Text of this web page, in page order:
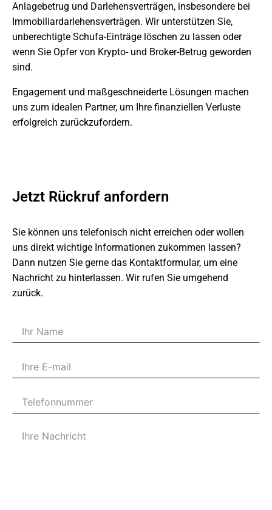
Anlagebetrug und Darlehensverträgen, insbesondere bei
Immobiliardarlehensverträgen. Wir unterstützen Sie,
unberechtigte Schufa-Einträge löschen zu lassen oder
wenn Sie Opfer von Krypto- und Broker-Betrug geworden
sind.
Engagement und maßgeschneiderte Lösungen machen
uns zum idealen Partner, um Ihre finanziellen Verluste
erfolgreich zurückzufordern.
Jetzt Rückruf anfordern
Sie können uns telefonisch nicht erreichen oder wollen
uns direkt wichtige Informationen zukommen lassen?
Dann nutzen Sie gerne das Kontaktformular, um eine
Nachricht zu hinterlassen. Wir rufen Sie umgehend
zurück.